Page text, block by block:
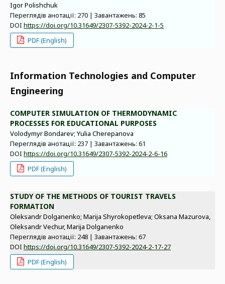
Igor Polishchuk
Переглядів анотації: 270 | Завантажень: 85
DOI https://doi.org/10.31649/2307-5392-2024-2-1-5
PDF (English)
Information Technologies and Computer
Engineering
COMPUTER SIMULATION OF THERMODYNAMIC
PROCESSES FOR EDUCATIONAL PURPOSES
Volodymyr Bondarev; Yulia Cherepanova
Переглядів анотації: 237 | Завантажень: 61
DOI https://doi.org/10.31649/2307-5392-2024-2-6-16
PDF (English)
STUDY OF THE METHODS OF TOURIST TRAVELS
FORMATION
Oleksandr Dolganenko; Marija Shyrokopetleva; Oksana Mazurova,
Oleksandr Vechur, Marija Dolganenko
Переглядів анотації: 248 | Завантажень: 67
DOI https://doi.org/10.31649/2307-5392-2024-2-17-27
PDF (English)